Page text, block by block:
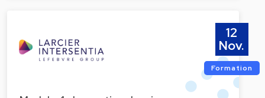
12
Nov.
Formation